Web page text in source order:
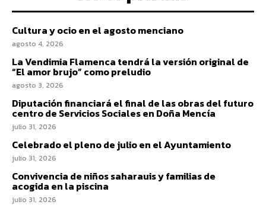
Cultura y ocio en el agosto menciano
agosto 4, 2026
La Vendimia Flamenca tendrá la versión original de
“El amor brujo” como preludio
agosto 3, 2026
Diputación financiará el final de las obras del futuro
centro de Servicios Sociales en Doña Mencía
julio 31, 2026
Celebrado el pleno de julio en el Ayuntamiento
julio 31, 2026
Convivencia de niños saharauis y familias de
acogida en la piscina
julio 31, 2026